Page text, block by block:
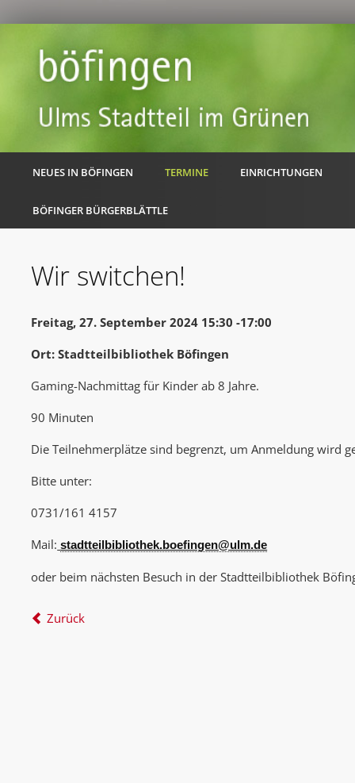
NEUES IN BÖFINGEN TERMINE EINRICHTUNGEN
BÖFINGER BÜRGERBLÄTTLE
Wir switchen!
Freitag, 27. September 2024 15:30 -17:00
Ort: Stadtteilbibliothek Böfingen
Gaming-Nachmittag für Kinder ab 8 Jahre.
90 Minuten
Die Teilnehmerplätze sind begrenzt, um Anmeldung wird
Bitte unter:
0731/161 4157
Mail: stadtteilbibliothek.boefingen@ulm.de
oder beim nächsten Besuch in der Stadtteilbibliothek
Zurück